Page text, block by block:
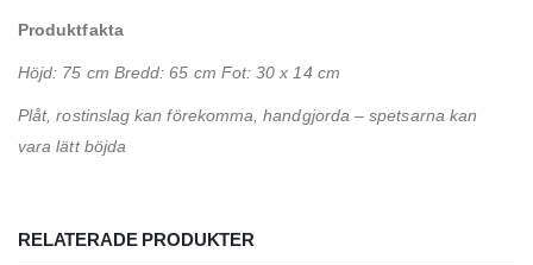
Produktfakta
Höjd: 75 cm Bredd: 65 cm Fot: 30 x 14 cm
Plåt, rostinslag kan förekomma, handgjorda – spetsarna kan
vara lätt böjda
RELATERADE PRODUKTER